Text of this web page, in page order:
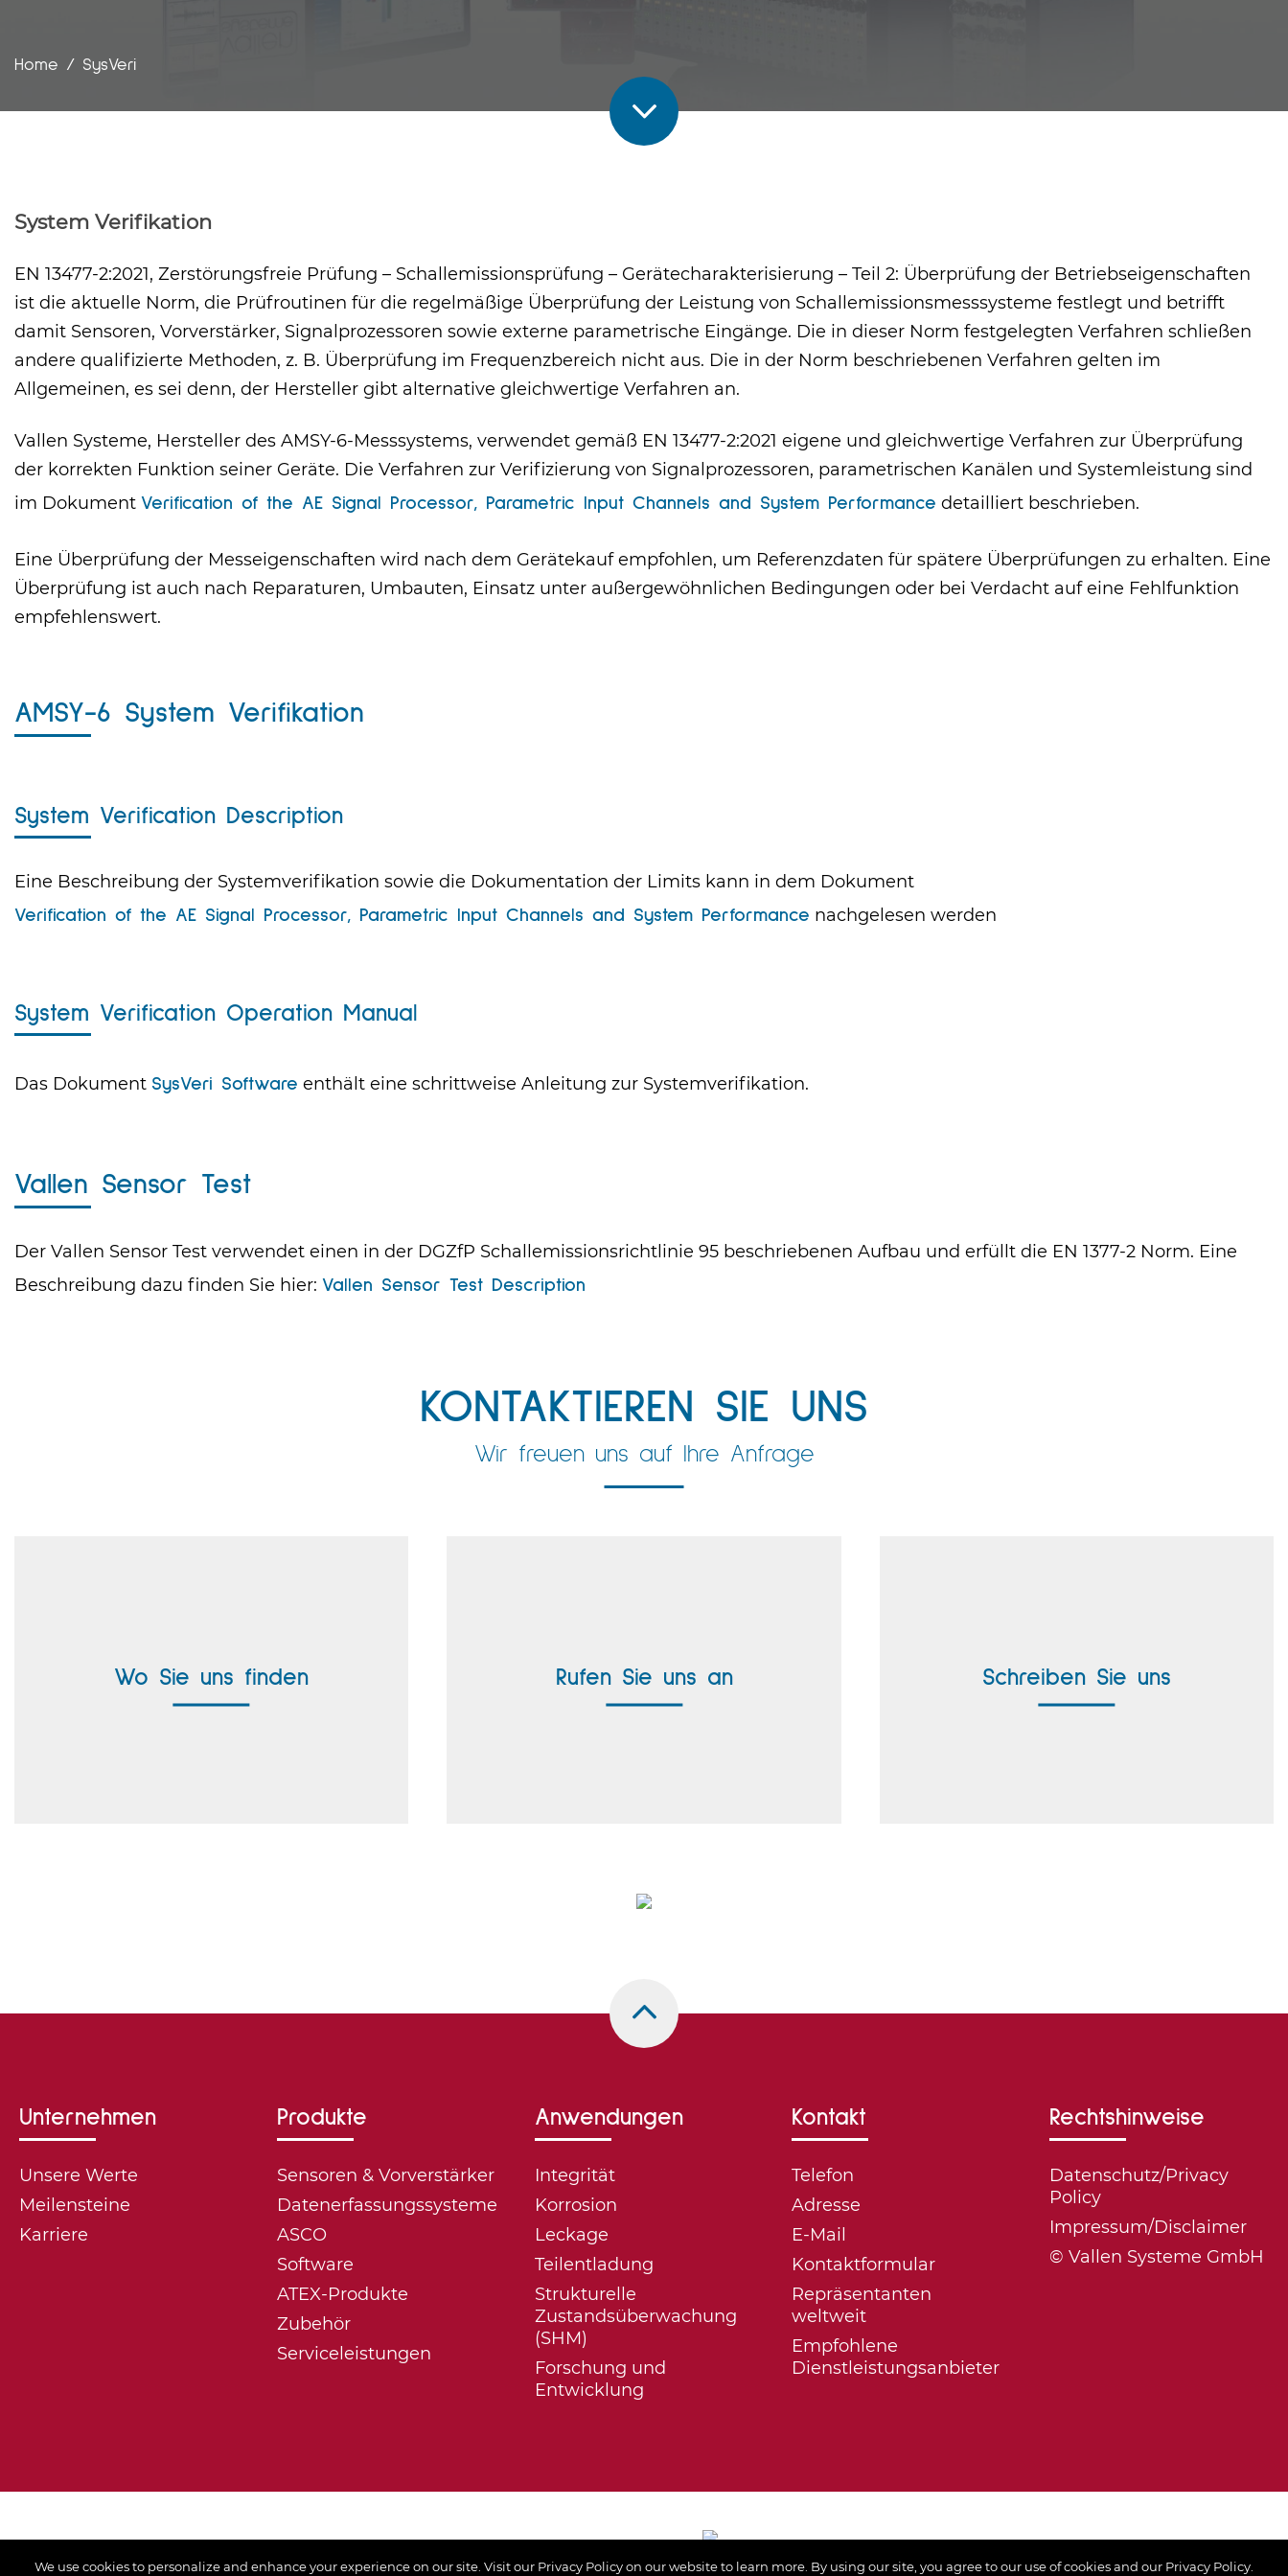
Home / SysVeri
System Verifikation
EN 13477-2:2021, Zerstörungsfreie Prüfung – Schallemissionsprüfung – Gerätecharakterisierung – Teil 2: Überprüfung der Betriebseigenschaften
ist die aktuelle Norm, die Prüfroutinen für die regelmäßige Überprüfung der Leistung von Schallemissionsmesssysteme festlegt und betrifft
damit Sensoren, Vorverstärker, Signalprozessoren sowie externe parametrische Eingänge. Die in dieser Norm festgelegten Verfahren schließen
andere qualifizierte Methoden, z. B. Überprüfung im Frequenzbereich nicht aus. Die in der Norm beschriebenen Verfahren gelten im
Allgemeinen, es sei denn, der Hersteller gibt alternative gleichwertige Verfahren an.
Vallen Systeme, Hersteller des AMSY-6-Messsystems, verwendet gemäß EN 13477-2:2021 eigene und gleichwertige Verfahren zur Überprüfung
der korrekten Funktion seiner Geräte. Die Verfahren zur Verifizierung von Signalprozessoren, parametrischen Kanälen und Systemleistung sind
im Dokument Verification of the AE Signal Processor, Parametric Input Channels and System Performance detailliert beschrieben.
Eine Überprüfung der Messeigenschaften wird nach dem Gerätekauf empfohlen, um Referenzdaten für spätere Überprüfungen zu erhalten. Eine
Überprüfung ist auch nach Reparaturen, Umbauten, Einsatz unter außergewöhnlichen Bedingungen oder bei Verdacht auf eine Fehlfunktion
empfehlenswert.
AMSY-6 System Verifikation
System Verification Description
Eine Beschreibung der Systemverifikation sowie die Dokumentation der Limits kann in dem Dokument
Verification of the AE Signal Processor, Parametric Input Channels and System Performance nachgelesen werden
System Verification Operation Manual
Das Dokument SysVeri Software enthält eine schrittweise Anleitung zur Systemverifikation.
Vallen Sensor Test
Der Vallen Sensor Test verwendet einen in der DGZfP Schallemissionsrichtlinie 95 beschriebenen Aufbau und erfüllt die EN 1377-2 Norm. Eine
Beschreibung dazu finden Sie hier: Vallen Sensor Test Description
KONTAKTIEREN SIE UNS
Wir freuen uns auf Ihre Anfrage
Wo Sie uns finden
Vallen Systeme GmbH
Bürgermeister-Seidl-Straße 8
Rufen Sie uns an
+49 8171 38391-0 Schreiben Sie uns
Unternehmen
Unsere Werte
Meilensteine
Karriere
Produkte
Sensoren & Vorverstärker
Datenerfassungssysteme
ASCO
Software
ATEX-Produkte
Zubehör
Serviceleistungen
Anwendungen
Integrität
Korrosion
Leckage
Teilentladung
Strukturelle
Zustandsüberwachung
(SHM)
Forschung und
Entwicklung
Kontakt
Telefon
Adresse
E-Mail
Kontaktformular
Repräsentanten
weltweit
Empfohlene
Dienstleistungsanbieter
Rechtshinweise
Datenschutz/Privacy
Policy
Impressum/Disclaimer
© Vallen Systeme GmbH
We use cookies to personalize and enhance your experience on our site. Visit our Privacy Policy on our website to learn more. By using our site, you agree to our use of cookies and our Privacy Policy.